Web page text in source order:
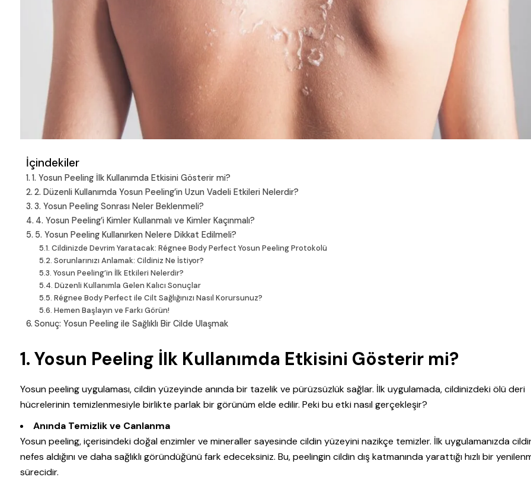
İçindekiler
1. Yosun Peeling İlk Kullanımda Etkisini Gösterir mi?
2. Düzenli Kullanımda Yosun Peeling’in Uzun Vadeli Etkileri Nelerdir?
3. Yosun Peeling Sonrası Neler Beklenmeli?
4. Yosun Peeling’i Kimler Kullanmalı ve Kimler Kaçınmalı?
5. Yosun Peeling Kullanırken Nelere Dikkat Edilmeli?
Cildinizde Devrim Yaratacak: Régnee Body Perfect Yosun Peeling Protokolü
Sorunlarınızı Anlamak: Cildiniz Ne İstiyor?
Yosun Peeling’in İlk Etkileri Nelerdir?
Düzenli Kullanımla Gelen Kalıcı Sonuçlar
Régnee Body Perfect ile Cilt Sağlığınızı Nasıl Korursunuz?
Hemen Başlayın ve Farkı Görün!
Sonuç: Yosun Peeling ile Sağlıklı Bir Cilde Ulaşmak
1. Yosun Peeling İlk Kullanımda Etkisini Gösterir mi?
Yosun peeling uygulaması, cildin yüzeyinde anında bir tazelik ve pürüzsüzlük sağlar. İlk uygulamada, cildinizdeki ölü deri
hücrelerinin temizlenmesiyle birlikte parlak bir görünüm elde edilir. Peki bu etki nasıl gerçekleşir?
Anında Temizlik ve Canlanma
Yosun peeling, içerisindeki doğal enzimler ve mineraller sayesinde cildin yüzeyini nazikçe temizler. İlk uygulamanızda
nefes aldığını ve daha sağlıklı göründüğünü fark edeceksiniz. Bu, peelingin cildin dış katmanında yarattığı hızlı bir
sürecidir.